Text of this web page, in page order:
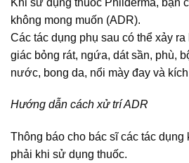
không mong muốn (ADR).
Các tác dụng phụ sau có thể xảy
giác bỏng rát, ngứa, dát sần, phù,
nước, bong da, nổi mày đay và
Hướng dẫn cách xử trí ADR
Thông báo cho bác sĩ các tác dụng
phải khi sử dụng thuốc.